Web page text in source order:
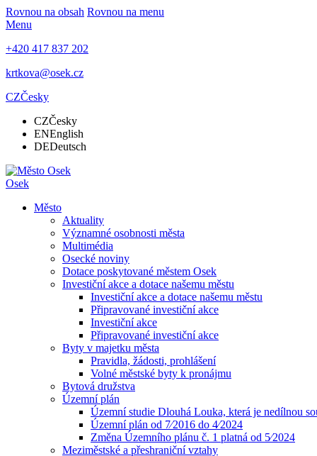
Rovnou na obsah Rovnou na menu
Menu
+420 417 837 202
krtkova@osek.cz
CZČesky
CZČesky
ENEnglish
DEDeutsch
Osek
Město
Aktuality
Významné osobnosti města
Multimédia
Osecké noviny
Dotace poskytované městem Osek
Investiční akce a dotace našemu městu
Investiční akce a dotace našemu městu
Připravované investiční akce
Investiční akce
Připravované investiční akce
Byty v majetku města
Pravidla, žádosti, prohlášení
Volné městské byty k pronájmu
Bytová družstva
Územní plán
Územní studie Dlouhá Louka, která je nedílnou
Územní plán od 7⁄2016 do 4⁄2024
Změna Územního plánu č. 1 platná od 5⁄2024
Meziměstské a přeshraniční vztahy